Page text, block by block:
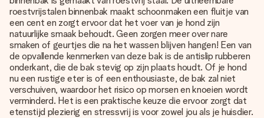
roestvrijstalen binnenbak maakt schoonmaken een fluitje van
een cent en zorgt ervoor dat het voer van je hond zijn
natuurlijke smaak behoudt. Geen zorgen meer over nare
smaken of geurtjes die na het wassen blijven hangen! Een van
de opvallende kenmerken van deze bak is de antislip rubberen
onderkant, die de bak stevig op zijn plaats houdt. Of je hond
nu een rustige eter is of een enthousiaste, de bak zal niet
verschuiven, waardoor het risico op morsen en knoeien wordt
verminderd. Het is een praktische keuze die ervoor zorgt dat
etenstijd plezierig en stressvrij is voor zowel jou als je huisdier.